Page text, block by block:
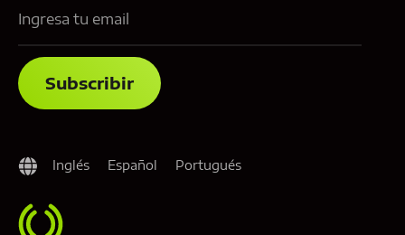
Inglés Español Portugués